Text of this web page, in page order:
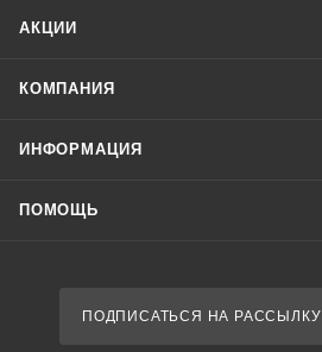
АКЦИИ
КОМПАНИЯ
ИНФОРМАЦИЯ
ПОМОЩЬ
ПОДПИСАТЬСЯ НА РАССЫЛКУ